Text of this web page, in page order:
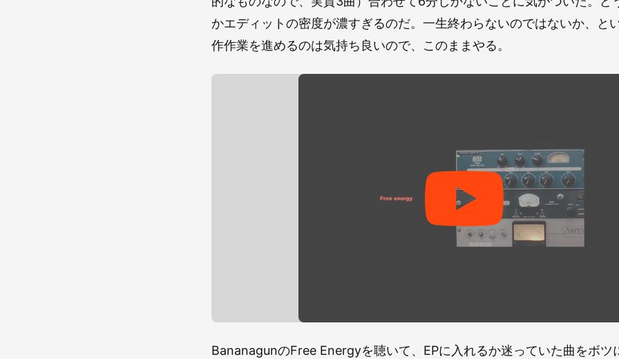
かエディットの密度が濃すぎるのだ。一生終わらないのではないか、と
作作業を進めるのは気持ち良いので、このままやる。
BananagunのFree Energyを聴いて、EPに入れるか迷っていた曲をボツ